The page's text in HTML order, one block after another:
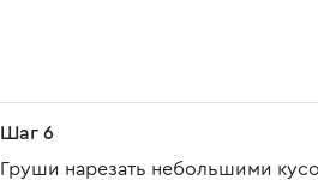
Шаг 6
Груши нарезать небольшими